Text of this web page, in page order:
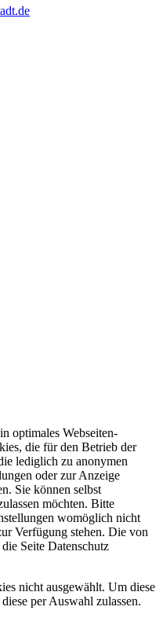
optimales Webseiten-
die für den Betrieb der
lediglich zu anonymen
oder zur Anzeige
Sie können selbst
möchten. Bitte
womöglich nicht
Verfügung stehen. Die von
Seite Datenschutz
nicht ausgewählt. Um diese
per Auswahl zulassen.